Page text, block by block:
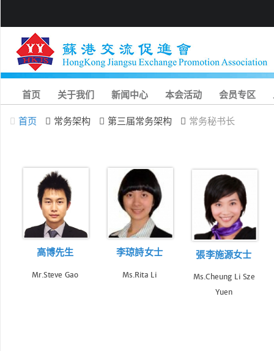
首页 关于我们 新闻中心 本会活动 会员专区
首页 常务架构 第三届常务架构 常务秘书长
高博先生
Mr.Steve Gao
李琼詩女士
Ms.Rita Li
張李施源女士
Ms.Cheung Li Sze
Yuen